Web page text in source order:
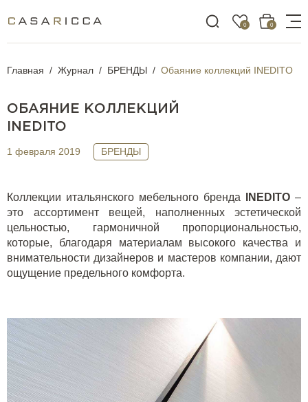
0 0
Главная Журнал БРЕНДЫ Обаяние коллекций INEDITO
ОБАЯНИЕ КОЛЛЕКЦИЙ
INEDITO
1 февраля 2019 БРЕНДЫ
Коллекции итальянского мебельного бренда INEDITO –
это ассортимент вещей, наполненных эстетической
цельностью, гармоничной пропорциональностью,
которые, благодаря материалам высокого качества и
внимательности дизайнеров и мастеров компании, дают
ощущение предельного комфорта.